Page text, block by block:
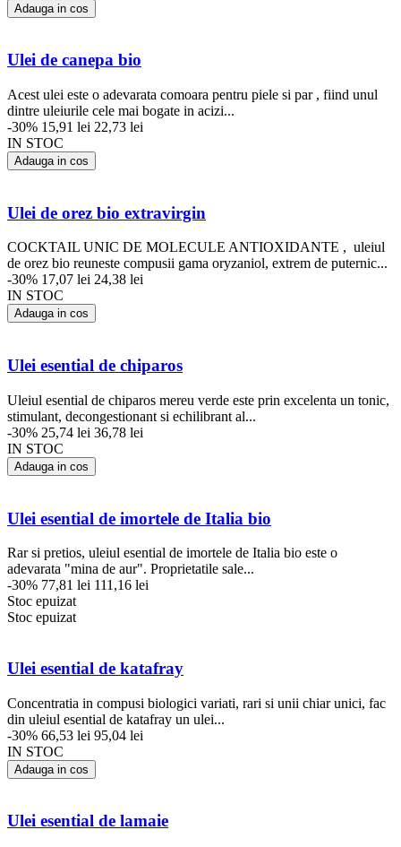
Adauga in cos
Ulei de canepa bio
Acest ulei este o adevarata comoara pentru piele si par , fiind unul
dintre uleiurile cele mai bogate in acizi...
-30% 15,91 lei 22,73 lei
IN STOC
Adauga in cos
Ulei de orez bio extravirgin
COCKTAIL UNIC DE MOLECULE ANTIOXIDANTE , uleiul
de orez bio reuneste compusii gama oryzaniol, extrem de puternic...
-30% 17,07 lei 24,38 lei
IN STOC
Adauga in cos
Ulei esential de chiparos
Uleiul esential de chiparos mereu verde este prin excelenta un tonic,
stimulant, decongestionant si echilibrant al...
-30% 25,74 lei 36,78 lei
IN STOC
Adauga in cos
Ulei esential de imortele de Italia bio
Rar si pretios, uleiul esential de imortele de Italia bio este o
adevarata "mina de aur". Proprietatile sale...
-30% 77,81 lei 111,16 lei
Stoc epuizat
Stoc epuizat
Ulei esential de katafray
Concentratia in compusi biologici variati, rari si unii chiar unici, fac
din uleiul esential de katafray un ulei...
-30% 66,53 lei 95,04 lei
IN STOC
Adauga in cos
Ulei esential de lamaie